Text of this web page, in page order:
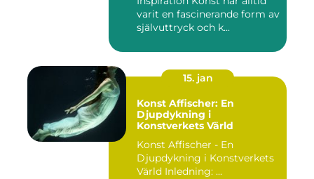
varit en fascinerande form av
självuttryck och k...
15. jan
Konst Affischer: En
Djupdykning i
Konstverkets Värld
Konst Affischer - En
Djupdykning i Konstverkets
Värld Inledning: ...